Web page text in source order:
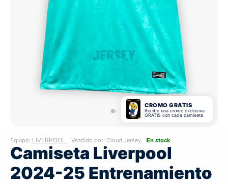
CROMO GRATIS
Recibe una cromo exclusiva
GRATIS con cada camiseta
Equipo: LIVERPOOL Vendido por: Cloud Jersey En stock
Camiseta Liverpool
2024-25 Entrenamiento